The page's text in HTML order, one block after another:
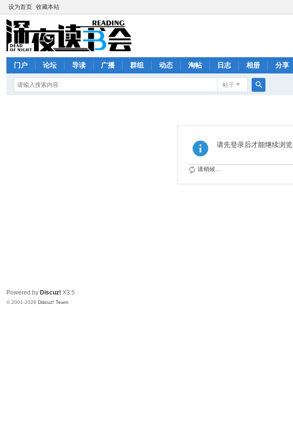
设为首页 收藏本站
门户 论坛 导读 广播 群组 动态 淘帖 日志 相册 分享
帖子
请先登录后才能继续浏览
请稍候...
Powered by Discuz! X3.5
© 2001-2026Discuz! Team